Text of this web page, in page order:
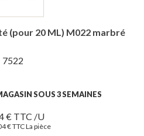
(pour 20 ML) M022 marbré
7522
SOUS 3 SEMAINES
€ TTC /U
€ TTC La pièce